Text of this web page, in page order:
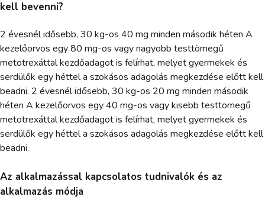
kell bevenni?
2 évesnél idősebb, 30 kg-os 40 mg minden második héten A
kezelőorvos egy 80 mg-os vagy nagyobb testtömegű
metotrexáttal kezdőadagot is felírhat, melyet gyermekek és
serdülők egy héttel a szokásos adagolás megkezdése előtt kell
beadni. 2 évesnél idősebb, 30 kg-os 20 mg minden második
héten A kezelőorvos egy 40 mg-os vagy kisebb testtömegű
metotrexáttal kezdőadagot is felírhat, melyet gyermekek és
serdülők egy héttel a szokásos adagolás megkezdése előtt kell
beadni.
Az alkalmazással kapcsolatos tudnivalók és az
alkalmazás módja